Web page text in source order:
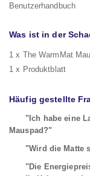
Benutzerhandbuch
Was ist in der
1 x The WarmMat
1 x Produktblatt
Häufig gestellte
"Ich habe eine
Mauspad?"
"Wird die Matte
"Die